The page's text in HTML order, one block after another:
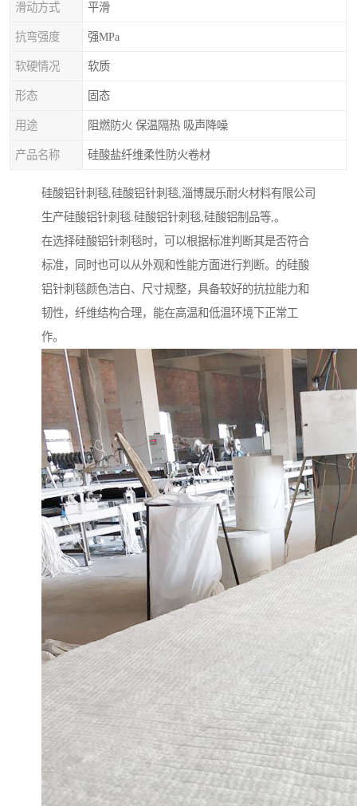
滑动方式 平滑
抗弯强度 强MPa
软硬情况 软质
形态 固态
用途 阻燃防火 保温隔热 吸声降噪
产品名称 硅酸盐纤维柔性防火卷材
硅酸铝针刺毯,硅酸铝针刺毯,淄博晟乐耐火材料有限公司
生产硅酸铝针刺毯.硅酸铝针刺毯,硅酸铝制品等,。
在选择硅酸铝针刺毯时，可以根据标准判断其是否符合
标准，同时也可以从外观和性能方面进行判断。的硅酸
铝针刺毯颜色洁白、尺寸规整，具备较好的抗拉能力和
韧性，纤维结构合理，能在高温和低温环境下正常工
作。